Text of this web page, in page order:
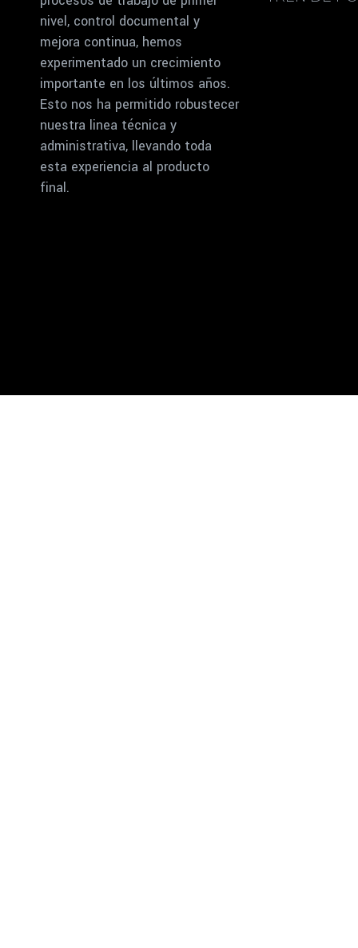
nivel, control documental y
mejora continua, hemos
experimentado un crecimiento
importante en los últimos años.
Esto nos ha permitido robustecer
nuestra linea técnica y
administrativa, llevando toda
esta experiencia al producto
final.